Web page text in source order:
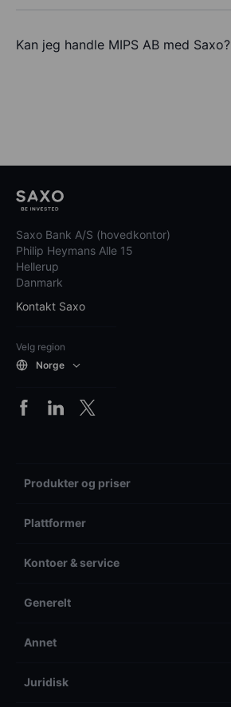
Kan jeg handle MIPS AB med Saxo?
Saxo Bank A/S (hovedkontor)
Philip Heymans Alle 15
Hellerup
Danmark
Kontakt Saxo
Velg region
Norge
Produkter og priser
Plattformer
Kontoer & service
Generelt
Annet
Juridisk